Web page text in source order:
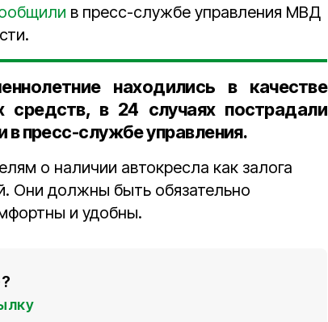
в пресс-службе управления МВД
находились в качестве
средств, в24 случаяхпострадали
в пресс-службе управления.
о наличии автокресла как залога
Они должны быть обязательно
и удобны.